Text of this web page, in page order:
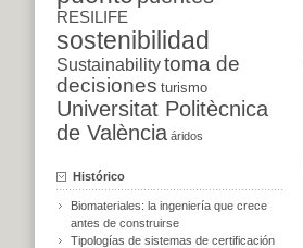
RESILIFE
sostenibilidad
Sustainabilitytoma de
decisiones turismo
Universitat Politècnica
de València áridos
Histórico
Biomateriales: la ingeniería que crece
antes de construirse
Tipologías de sistemas de certificación